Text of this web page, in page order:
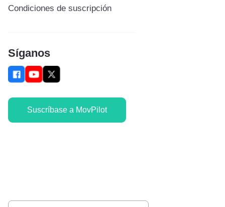
Condiciones de suscripción
Síganos
Suscríbase a MovPilot